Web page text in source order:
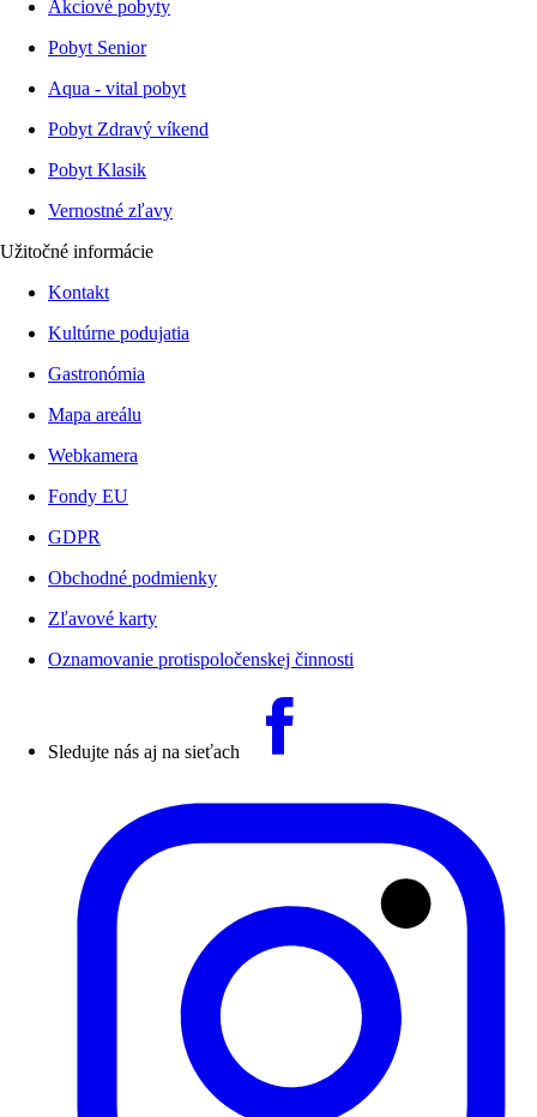
Akciové pobyty
Pobyt Senior
Aqua - vital pobyt
Pobyt Zdravý víkend
Pobyt Klasik
Vernostné zľavy
Užitočné informácie
Kontakt
Kultúrne podujatia
Gastronómia
Mapa areálu
Webkamera
Fondy EU
GDPR
Obchodné podmienky
Zľavové karty
Oznamovanie protispoločenskej činnosti
Sledujte nás aj na sieťach